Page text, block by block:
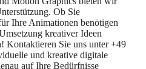
Ob Sie
Ihre Animationen benötigen
kreativer Ideen
Kontaktieren Sie uns unter +49
und kreative digitale
auf Ihre Bedürfnisse